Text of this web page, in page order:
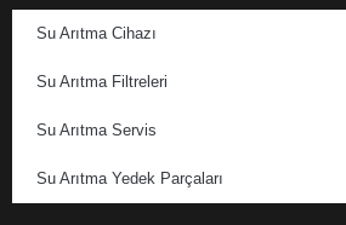
Su Arıtma Cihazı
Su Arıtma Filtreleri
Su Arıtma Servis
Su Arıtma Yedek Parçaları